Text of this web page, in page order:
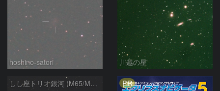
hoshino-satori 川越の星
しし座トリオ銀河 (M65/M66/NGC3628) 2026/05/11 PR